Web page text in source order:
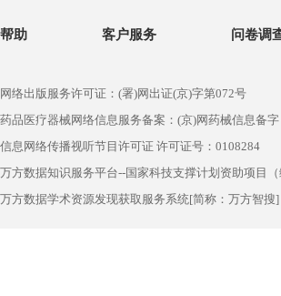
帮助 客户服务 问卷调
网络出版服务许可证：(署)网出证(京)字第072号
药品医疗器械网络信息服务备案：(京)网药械信息备
信息网络传播视听节目许可证 许可证号：0108284
万方数据知识服务平台--国家科技支撑计划资助项目
万方数据学术资源发现获取服务系统[简称：万方智搜